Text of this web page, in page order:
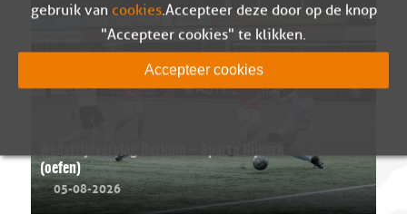
(oefen)
05-08-2026
gebruik van cookies. Accepteer deze door op de knop
"Accepteer cookies" te klikken.
Accepteer cookies